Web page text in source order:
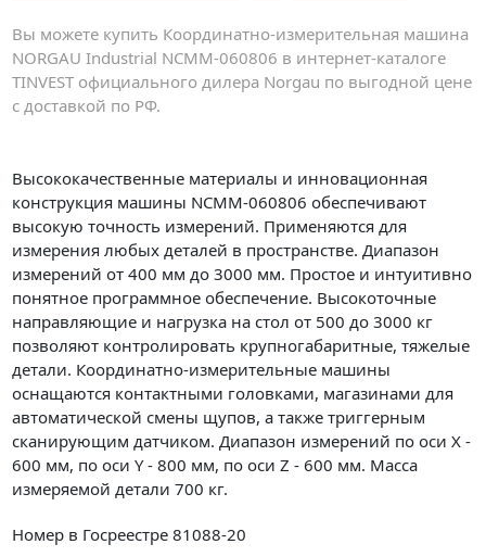
Вы можете купить Координатно-измерительная машина
NORGAU Industrial NCMM-060806 в интернет-каталоге
TINVEST официального дилера Norgau по выгодной цене
с доставкой по РФ.
Высококачественные материалы и инновационная
конструкция машины NCMM-060806 обеспечивают
высокую точность измерений. Применяются для
измерения любых деталей в пространстве. Диапазон
измерений от 400 мм до 3000 мм. Простое и интуитивно
понятное программное обеспечение. Высокоточные
направляющие и нагрузка на стол от 500 до 3000 кг
позволяют контролировать крупногабаритные, тяжелые
детали. Координатно-измерительные машины
оснащаются контактными головками, магазинами для
автоматической смены щупов, а также триггерным
сканирующим датчиком. Диапазон измерений по оси X -
600 мм, по оси Y - 800 мм, по оси Z - 600 мм. Масса
измеряемой детали 700 кг.
Номер в Госреестре 81088-20